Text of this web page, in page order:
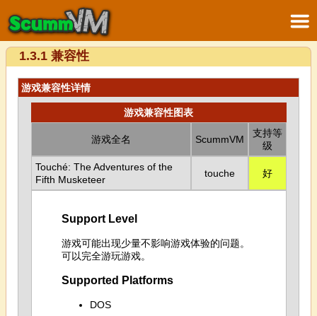
1.3.1 兼容性
游戏兼容性详情
游戏兼容性图表
游戏全名 ScummVM
支持等
级
Touché: The Adventures of the
Fifth Musketeer
touche 好
Support Level
游戏可能出现少量不影响游戏体验的问题。
可以完全游玩游戏。
Supported Platforms
DOS